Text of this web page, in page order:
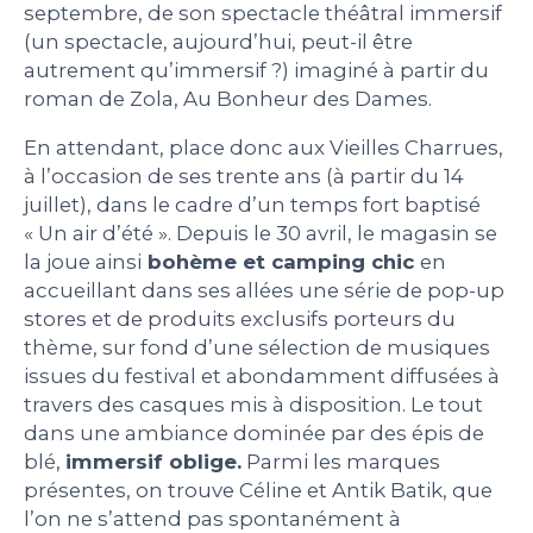
septembre, de son spectacle théâtral immersif
(un spectacle, aujourd’hui, peut-il être
autrement qu’immersif ?) imaginé à partir du
roman de Zola, Au Bonheur des Dames.
En attendant, place donc aux Vieilles Charrues,
à l’occasion de ses trente ans (à partir du 14
juillet), dans le cadre d’un temps fort baptisé
« Un air d’été ». Depuis le 30 avril, le magasin se
la joue ainsi bohème et camping chic en
accueillant dans ses allées une série de pop-up
stores et de produits exclusifs porteurs du
thème, sur fond d’une sélection de musiques
issues du festival et abondamment diffusées à
travers des casques mis à disposition. Le tout
dans une ambiance dominée par des épis de
blé, immersif oblige. Parmi les marques
présentes, on trouve Céline et Antik Batik, que
l’on ne s’attend pas spontanément à